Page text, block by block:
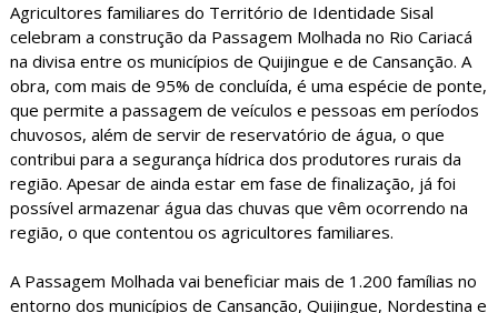
Agricultores familiares do Território de Identidade Sisal
celebram a construção da Passagem Molhada no Rio Cariacá
na divisa entre os municípios de Quijingue e de Cansanção. A
obra, com mais de 95% de concluída, é uma espécie de ponte,
que permite a passagem de veículos e pessoas em períodos
chuvosos, além de servir de reservatório de água, o que
contribui para a segurança hídrica dos produtores rurais da
região. Apesar de ainda estar em fase de finalização, já foi
possível armazenar água das chuvas que vêm ocorrendo na
região, o que contentou os agricultores familiares.
A Passagem Molhada vai beneficiar mais de 1.200 famílias no
entorno dos municípios de Cansanção, Quijingue, Nordestina e